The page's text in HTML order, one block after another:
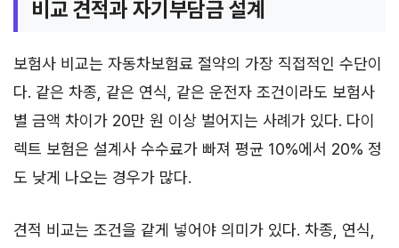
비교 견적과 자기부담금 설계
보험사 비교는 자동차보험료 절약의 가장 직접적인 수단이
다. 같은 차종, 같은 연식, 같은 운전자 조건이라도 보험사
별 금액 차이가 20만 원 이상 벌어지는 사례가 있다. 다이
렉트 보험은 설계사 수수료가 빠져 평균 10%에서 20% 정
도 낮게 나오는 경우가 많다.
견적 비교는 조건을 같게 넣어야 의미가 있다. 차종, 연식,